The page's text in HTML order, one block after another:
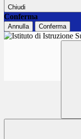
Chiudi
Conferma
Annulla Conferma